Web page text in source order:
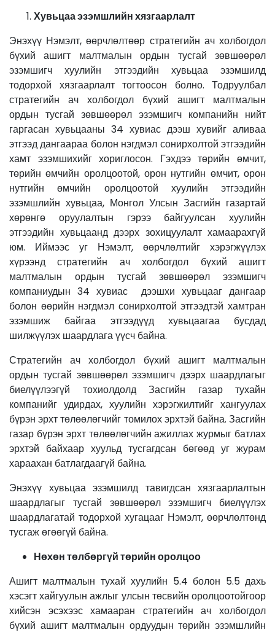
Хувьцаа эзэмшлийнхязгаарлалт
Энэхүү Нэмэлт, өөрчлөлтөөр стратегийн ач холбогдол
бүхий ашигт малтмалын ордын тусгай зөвшөөрөл
эзэмшигч хуулийн этгээдийн хувьцаа эзэмшилд
тодорхой хязгаарлалт тогтоосон болно. Тодруулбал
стратегийн ач холбогдол бүхий ашигт малтмалын
ордын тусгай зөвшөөрөл эзэмшигч компанийн нийт
гаргасан хувьцааны 34 хувиас дээш хувийг аливаа
этгээд дангаараа болон нэгдмэл сонирхолтой этгээдийн
хамт эзэмшихийг хориглосон. Гэхдээ төрийн өмчит,
төрийн өмчийн оролцоотой, орон нутгийн өмчит, орон
нутгийн өмчийн оролцоотой хуулийн этгээдийн
эзэмшлийн хувьцаа, Монгол Улсын Засгийн газартай
хөрөнгө оруулалтын гэрээ байгуулсан хуулийн
этгээдийн хувьцаанд дээрх зохицуулалт хамаарахгүй
юм. Иймээс уг Нэмэлт, өөрчлөлтийг хэрэгжүүлэх
хүрээнд стратегийн ач холбогдол бүхий ашигт
малтмалын ордын тусгай зөвшөөрөл эзэмшигч
компаниудын 34 хувиас дээшхи хувьцааг дангаар
болон өөрийн нэгдмэл сонирхолтой этгээдтэй хамтран
эзэмшиж байгаа этгээдүүд хувьцаагаа бусдад
шилжүүлэх шаардлага үүсч байна.
Стратегийн ач холбогдол бүхий ашигт малтмалын
ордын тусгай зөвшөөрөл эзэмшигч дээрх шаардлагыг
биелүүлээгүй тохиолдолд Засгийн газар тухайн
компанийг удирдах, хуулийн хэрэгжилтийг хангуулах
бүрэн эрхт төлөөлөгчийг томилох эрхтэй байна. Засгийн
газар бүрэн эрхт төлөөлөгчийн ажиллах журмыг батлах
эрхтэй байхаар хуульд тусгагдсан бөгөөд уг журам
хараахан батлагдаагүй байна.
Энэхүү хувьцаа эзэмшилд тавигдсан хязгаарлалтын
шаардлагыг тусгай зөвшөөрөл эзэмшигч биелүүлэх
шаардлагатай тодорхой хугацааг Нэмэлт, өөрчлөлтөнд
тусгаж өгөөгүй байна.
Нөхөн төлбөргүй төрийн оролцоо
Ашигт малтмалын тухай хуулийн 5.4 болон 5.5 дахь
хэсэгт хайгуулын ажлыг улсын төсвийн оролцоотойгоор
хийсэн эсэхээс хамааран стратегийн ач холбогдол
бүхий ашигт малтмалын ордуудын төрийн эзэмшлийн